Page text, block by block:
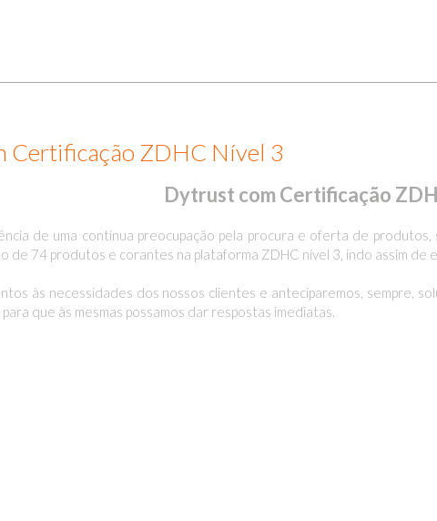
Certificação ZDHC Nível 3
Dytrust com Certificação
de uma contínua preocupação pela procura e oferta de produtos,
de 74 produtos e corantes na plataforma ZDHC nível 3, indo assim
às necessidades dos nossos clientes e anteciparemos, sempre,
que às mesmas possamos dar respostas imediatas.